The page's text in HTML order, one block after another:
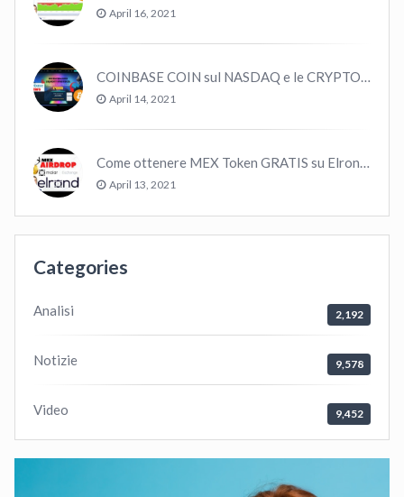
April 16, 2021
COINBASE COIN sul NASDAQ e le CRYPTO volano!
April 14, 2021
Come ottenere MEX Token GRATIS su Elrond ?
April 13, 2021
Categories
Analisi 2,192
Notizie 9,578
Video 9,452